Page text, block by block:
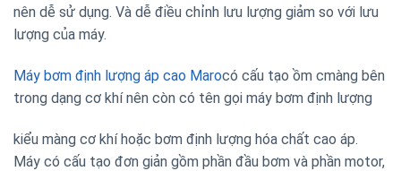
nên dễ sử dụng. Và dễ điều chỉnh lưu lượng giảm so với lưu
lượng của máy.
Máy bơm định lượng áp cao Marocó cấu tạo ồm cmàng bên
trong dạng cơ khí nên còn có tên gọi máy bơm định lượng
kiểu màng cơ khí hoặc bơm định lượng hóa chất cao áp.
Máy có cấu tạo đơn giản gồm phần đầu bơm và phần motor,